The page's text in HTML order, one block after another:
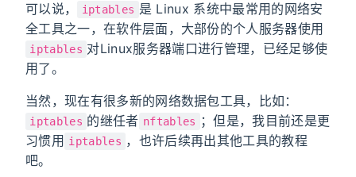
可以说， iptables 是 Linux 系统中最常用的网络安
全工具之一，在软件层面，大部份的个人服务器使用
iptables 对Linux服务器端口进行管理，已经足够使
用了。
当然，现在有很多新的网络数据包工具，比如：
iptables 的继任者 nftables
；但是，我目前还是更
习惯用 iptables ，也许后续再出其他工具的教程
吧。